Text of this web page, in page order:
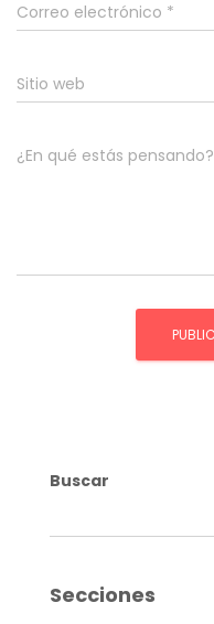
Correo electrónico *
Sitio web
¿En qué estás pensando?
Buscar
Secciones